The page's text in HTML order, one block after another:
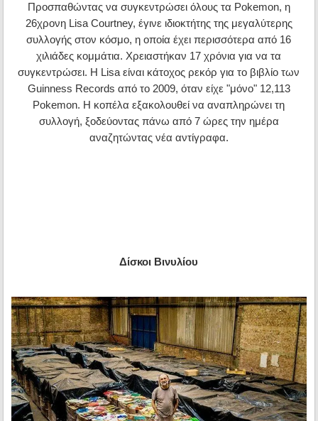
Προσπαθώντας να συγκεντρώσει όλους τα Pokemon, η
26χρονη Lisa Courtney, έγινε ιδιοκτήτης της μεγαλύτερης
συλλογής στον κόσμο, η οποία έχει περισσότερα από 16
χιλιάδες κομμάτια. Χρειαστήκαν 17 χρόνια για να τα
συγκεντρώσει. Η Lisa είναι κάτοχος ρεκόρ για το βιβλίο των
Guinness Records από το 2009, όταν είχε "μόνο" 12,113
Pokemon. Η κοπέλα εξακολουθεί να αναπληρώνει τη
συλλογή, ξοδεύοντας πάνω από 7 ώρες την ημέρα
αναζητώντας νέα αντίγραφα.
Δίσκοι Βινυλίου